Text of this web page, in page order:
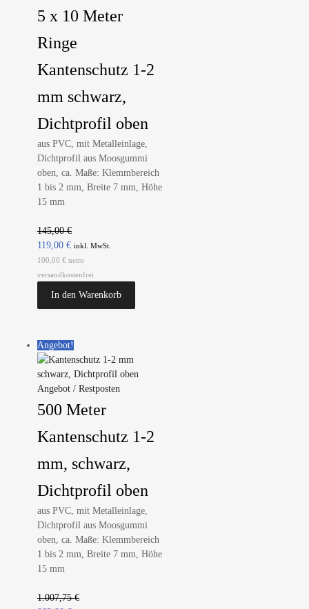
5 x 10 Meter
Ringe
Kantenschutz 1-2
mm schwarz,
Dichtprofil oben
aus PVC, mit Metalleinlage,
Dichtprofil aus Moosgummi
oben, ca. Maße: Klemmbereich
1 bis 2 mm, Breite 7 mm, Höhe
15 mm
145,00€
119,00 € inkl. MwSt.
100,00 € netto
versandkostenfrei
In den Warenkorb
Angebot!
Angebot / Restposten
500 Meter
Kantenschutz 1-2
mm, schwarz,
Dichtprofil oben
aus PVC, mit Metalleinlage,
Dichtprofil aus Moosgummi
oben, ca. Maße: Klemmbereich
1 bis 2 mm, Breite 7 mm, Höhe
15 mm
1.007,75€